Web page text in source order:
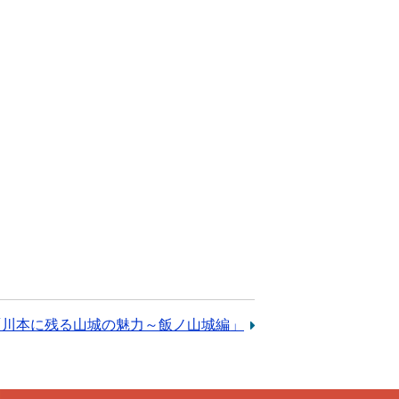
本に残る山城の魅力～飯ノ山城編」